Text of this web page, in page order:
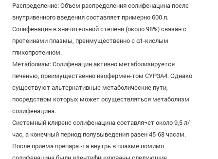
Распределение: Объем распределения солифенацина после
внутривенного введения составляет примерно 600 л.
Солифенацин в значительной степени (около 98%) связан с
протеинами плазмы, преимущественно с α1-кислым
гликопротеином.
Метаболизм: Солифенацин активно метаболизируется
печенью, преимущественно изофермен-том CYP3A4. Однако
существуют альтернативные метаболические пути,
посредством которых может осуществляться метаболизм
солифенацина.
Системный клиренс солифенацина составля¬ет около 9,5 л/
час, а конечный период полувыведения равен 45-68 часам.
После приема препара¬та внутрь в плазме помимо